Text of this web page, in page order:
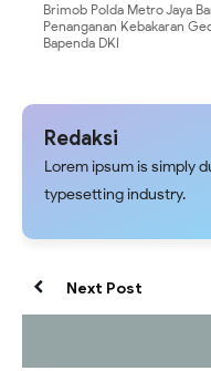
Brimob Polda Metro Jaya
Penanganan Kebakaran
Bapenda DKI
Redaksi
Lorem ipsum is simply
typesetting industry.
Next Post